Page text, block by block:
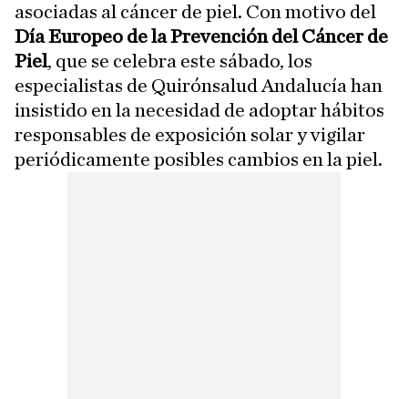
asociadas al cáncer de piel. Con motivo del
Día Europeo de la Prevención del Cáncer de
Piel, que se celebra este sábado, los
especialistas de Quirónsalud Andalucía han
insistido en la necesidad de adoptar hábitos
responsables de exposición solar y vigilar
periódicamente posibles cambios en la piel.